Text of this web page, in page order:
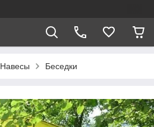
Навесы Беседки